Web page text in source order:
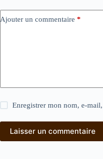
Ajouter un commentaire *
Enregistrer mon nom, e-
Laisser un commentaire